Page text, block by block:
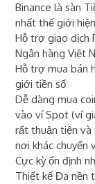
Binance là sàn
nhất thế giới
Hỗ trợ giao dịch
Ngân hàng Việt
Hỗ trợ mua bán
giới tiền số
Dễ dàng mua
vào ví Spot (ví
rất thuận tiện và
nơi khác chuyển
Cực kỳ ổn định
Thiết kế Đa nền